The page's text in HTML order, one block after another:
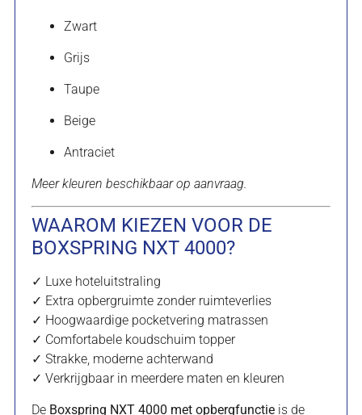
Zwart
Grijs
Taupe
Beige
Antraciet
Meer kleuren beschikbaar op aanvraag.
WAAROM KIEZEN VOOR DE
BOXSPRING NXT 4000?
✓ Luxe hoteluitstraling
✓ Extra opbergruimte zonder ruimteverlies
✓ Hoogwaardige pocketvering matrassen
✓ Comfortabele koudschuim topper
✓ Strakke, moderne achterwand
✓ Verkrijgbaar in meerdere maten en kleuren
De Boxspring NXT 4000 met opbergfunctieis de